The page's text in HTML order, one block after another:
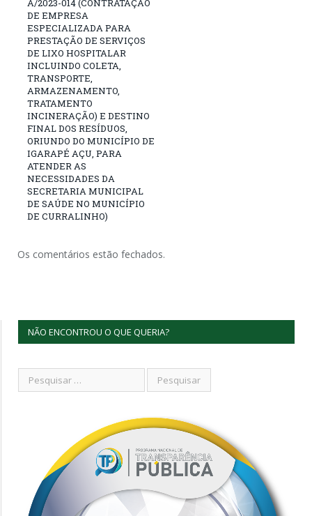
A/2023-014 (CONTRATAÇÃO
DE EMPRESA
ESPECIALIZADA PARA
PRESTAÇÃO DE SERVIÇOS
DE LIXO HOSPITALAR
INCLUINDO COLETA,
TRANSPORTE,
ARMAZENAMENTO,
TRATAMENTO
INCINERAÇÃO) E DESTINO
FINAL DOS RESÍDUOS,
ORIUNDO DO MUNICÍPIO DE
IGARAPÉ AÇU, PARA
ATENDER AS
NECESSIDADES DA
SECRETARIA MUNICIPAL
DE SAÚDE NO MUNICÍPIO
DE CURRALINHO)
Os comentários estão fechados.
NÃO ENCONTROU O QUE QUERIA?